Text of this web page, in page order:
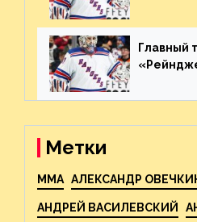
матча
Главный
Метки
MMA АЛЕКСАНДР
АНДРЕЙ ВАСИЛЕВСКИЙ